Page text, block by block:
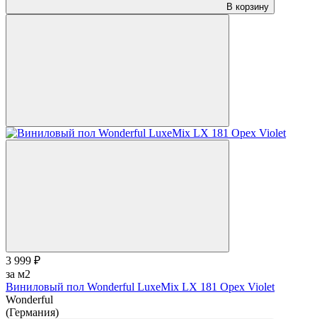
В корзину
3 999 ₽
за м2
Виниловый пол Wonderful LuxeMix LX 181 Opex Violet
Wonderful
(Германия)